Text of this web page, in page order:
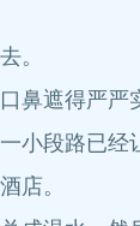
。
遮得严严
段路已经
店。